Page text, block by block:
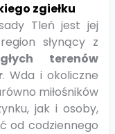
zgiełku
Tleń jest jej
słynący z
terenów
. Wda i okoliczne
miłośników
jak i osoby,
od codziennego